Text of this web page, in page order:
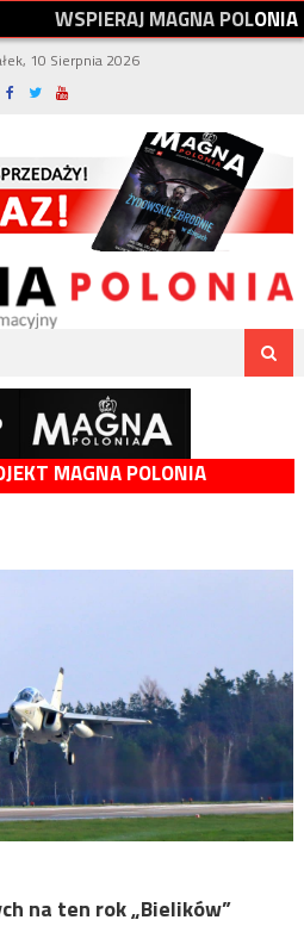
WSPIERAJMAGNAPOLONIA
10 Sierpnia 2026
MAGNA POLONIA
na ten rok „Bielików”